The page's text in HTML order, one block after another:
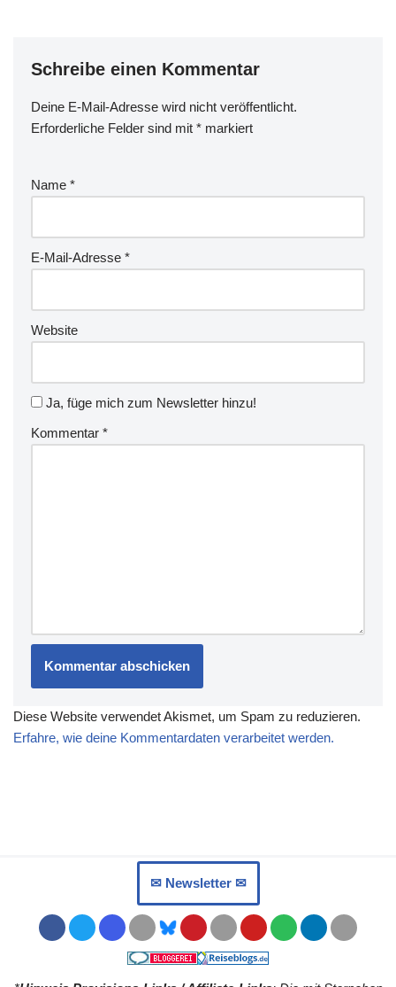
Schreibe einen Kommentar
Deine E-Mail-Adresse wird nicht veröffentlicht.
Erforderliche Felder sind mit * markiert
Name *
E-Mail-Adresse *
Website
Ja, füge mich zum Newsletter hinzu!
Kommentar *
Diese Website verwendet Akismet, um Spam zu reduzieren.
Erfahre, wie deine Kommentardaten verarbeitet werden.
✉︎ Newsletter ✉︎